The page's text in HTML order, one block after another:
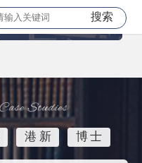
搜索
港新 博士